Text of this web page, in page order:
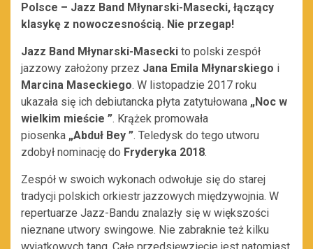
Polsce – Jazz Band Młynarski-Masecki, łączący
klasykę z nowoczesnością. Nie przegap!
Jazz Band Młynarski-Masecki to polski zespół
jazzowy założony przez Jana Emila Młynarskiego i
Marcina Maseckiego. W listopadzie 2017 roku
ukazała się ich debiutancka płyta zatytułowana „Noc w
wielkim mieście ”. Krążek promowała
piosenka „Abduł Bey ”. Teledysk do tego utworu
zdobył nominację do Fryderyka 2018.
Zespół w swoich wykonach odwołuje się do starej
tradycji polskich orkiestr jazzowych międzywojnia. W
repertuarze Jazz-Bandu znalazły się w większości
nieznane utwory swingowe. Nie zabraknie też kilku